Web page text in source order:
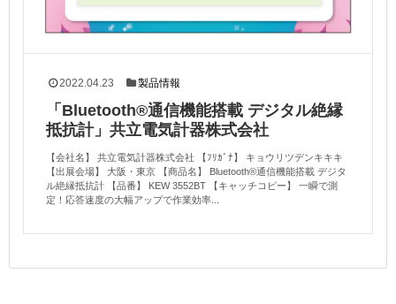
2022.04.23 製品情報
「Bluetooth®通信機能搭載 デジタル絶縁
抵抗計」共立電気計器株式会社
【会社名】 共立電気計器株式会社 【ﾌﾘｶﾞﾅ】 キョウリツデンキキキ
【出展会場】 大阪・東京 【商品名】 Bluetooth®通信機能搭載 デジタ
ル絶縁抵抗計 【品番】 KEW 3552BT 【キャッチコピー】 一瞬で測
定！応答速度の大幅アップで作業効率...